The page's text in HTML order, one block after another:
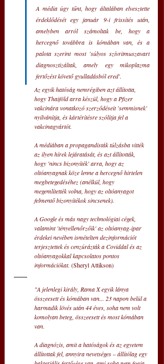
A média úgy tűnt, hogy általában elvesztette
érdeklődését egy január 9-i frissítés után,
amelyben arról számoltak be, hogy a
hercegnő továbbra is kómában van, és a
palota szerint most 'súlyos szívritmuszavart
diagnosztizáltak, amely egy mikoplazma
fertőzést követő gyulladásból ered'.
Az egyik hatóság nemrégiben azt állította,
hogy Thaiföld arra készül, hogy a Pfizer
vakcinára vonatkozó szerződéseit 'semmisnek'
nyilvánítja, és kártérítésre szólítja fel a
vakcinagyártót.
A médiában a propagandisták túlzásba vitték
az ilyen hírek lejáratását, és azt állították,
hogy 'nincs bizonyíték' arra, hogy az
oltóanyagnak köze lenne a hercegnő hirtelen
megbetegedéséhez (anélkül, hogy
megemlítették volna, hogy az oltóanyagot
felmentő bizonyítékok sincsenek).
A Google és más nagy technológiai cégek,
valamint 'tényellenőrzőik' az oltóanyag-ipar
érdekei nevében ismételten dezinformációt
terjesztettek és cenzúrázták a Coviddal és az
oltóanyagokkal kapcsolatos pontos
információkat. (Sheryl Attikson)
"A jelenlegi király, Rama X egyik lánya
összeesett és kómában van... 23 napon belül a
harmadik lövés után 44 éves, soha nem volt
komolyan beteg, összeesett és most kómában
van.
A diagnózis, amit a hatóságok és az egyetem
állítottak fel, annyira nevetséges – állítólag egy